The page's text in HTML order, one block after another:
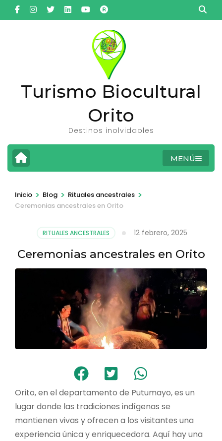
Saltar
al
Intro)Turismo Biocultural
Orito
Destinos inolvidables
MENÚ
Inicio > Blog > Rituales ancestrales >
Ceremonias ancestrales en Orito
RITUALES ANCESTRALES 12 febrero, 2025
Ceremonias ancestrales en Orito
Orito, en el departamento de Putumayo, es un
lugar donde las tradiciones indígenas se
mantienen vivas y ofrecen a los visitantes una
experiencia única y enriquecedora. Aquí hay una